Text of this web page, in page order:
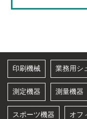
印刷機械 業務用シ
測定機器 測量機器
スポーツ機器 オフ